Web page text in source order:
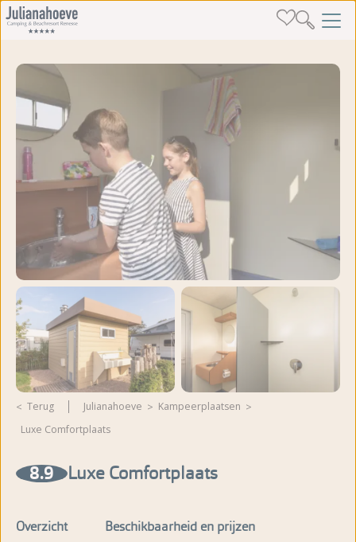
Terug Julianahoeve
kampeerplaatsen
Luxe Comfortplaats
8.9 Luxe Comfortplaats
Overzicht
Beschikbaarheid en prijzen